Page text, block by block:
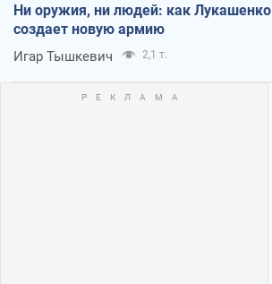
Ни оружия, ни людей: как Лукашенко
создает новую армию
Игар Тышкевич 2,1 т.